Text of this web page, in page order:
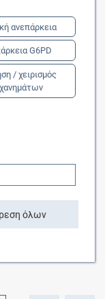
ανεπάρκεια
G6PD
/ χειρισμός
όλων